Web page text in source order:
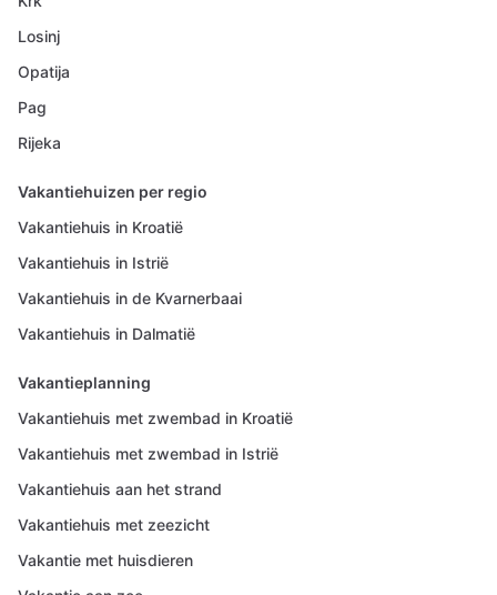
Losinj
Opatija
Pag
Rijeka
Vakantiehuizen per regio
Vakantiehuis in Kroatië
Vakantiehuis in Istrië
Vakantiehuis in de Kvarnerbaai
Vakantiehuis in Dalmatië
Vakantieplanning
Vakantiehuis met zwembad in Kroatië
Vakantiehuis met zwembad in Istrië
Vakantiehuis aan het strand
Vakantiehuis met zeezicht
Vakantie met huisdieren